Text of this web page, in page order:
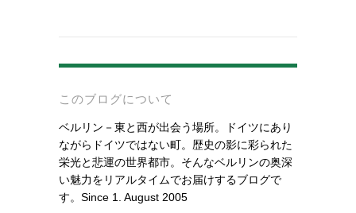
このブログについて
ベルリン－東と西が出会う場所。ドイツにあり
ながらドイツではない町。歴史の影に彩られた
栄光と悲運の世界都市。そんなベルリンの奥深
い魅力をリアルタイムでお届けするブログで
す。Since 1. August 2005